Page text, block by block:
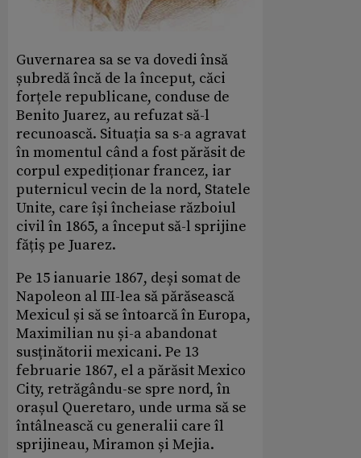
Guvernarea sa se va dovedi însă
șubredă încă de la început, căci
forțele republicane, conduse de
Benito Juarez, au refuzat să-l
recunoască. Situația sa s-a agravat
în momentul când a fost părăsit de
corpul expediționar francez, iar
puternicul vecin de la nord, Statele
Unite, care își încheiase războiul
civil în 1865, a început să-l sprijine
fățiș pe Juarez.
Pe 15 ianuarie 1867, deși somat de
Napoleon al III-lea să părăsească
Mexicul și să se întoarcă în Europa,
Maximilian nu și-a abandonat
susținătorii mexicani. Pe 13
februarie 1867, el a părăsit Mexico
City, retrăgându-se spre nord, în
orașul Queretaro, unde urma să se
întâlnească cu generalii care îl
sprijineau, Miramon și Mejia.